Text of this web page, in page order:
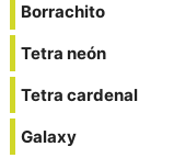
Borrachito
Tetra neón
Tetra cardenal
Galaxy